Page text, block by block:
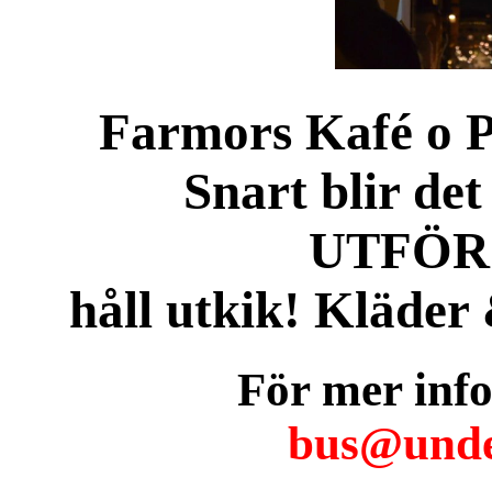
Farmors Kafé o
Snart blir
håll utkik!
För mer